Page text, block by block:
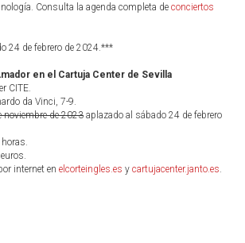
Consulta la agenda completa de conciertos
24 de febrero de 2024.***
en el Cartuja Center de Sevilla
CITE.
da Vinci, 7-9.
noviembre de 2023 aplazado al sábado 24 de febrero
internet en elcorteingles.es y cartujacenter.janto.es.